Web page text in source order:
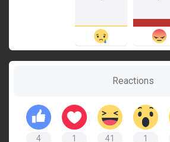
Reactions
4 1 41 1